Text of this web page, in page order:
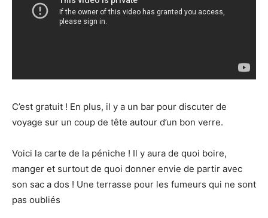
C’est gratuit ! En plus, il y a un bar pour discuter de
voyage sur un coup de tête autour d’un bon verre.
Voici la carte de la péniche ! Il y aura de quoi boire,
manger et surtout de quoi donner envie de partir avec
son sac a dos ! Une terrasse pour les fumeurs qui ne sont
pas oubliés